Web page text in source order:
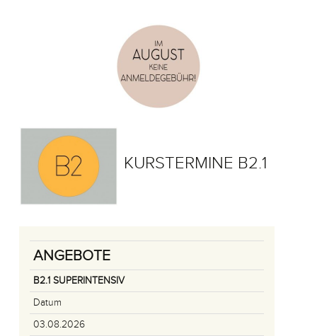
KURSTERMINE B2.1
ANGEBOTE
B2.1 SUPERINTENSIV
Datum
03.08.2026